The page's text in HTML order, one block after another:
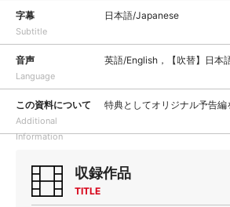
字幕
Subtitle
日本語/Japanese
音声
Language
英語/English，【吹替】日本
この資料について
Additional
Information
特典としてオリジナル予告編
収録作品
TITLE